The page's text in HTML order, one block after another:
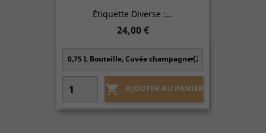
Étiquette Diverse :...
Prix
24,00 €
 AJOUTER AU PANIER